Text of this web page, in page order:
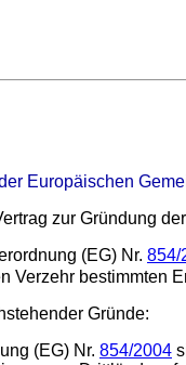
Europäischen
zur Gründung
(EG) Nr. 854/
Verzehr bestimmten
Gründe:
(EG) Nr. 854/2004